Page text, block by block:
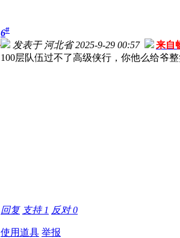
6#
发表于 河北省 2025-9-29 00:57
来自
100层队伍过不了高级侠行，你他么给爷
回复 支持 1 反对0
使用道具 举报